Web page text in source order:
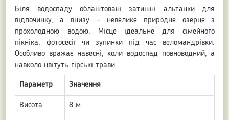
Біля водоспаду облаштовані затишні альтанки для
відпочинку, а внизу — невелике природне озерце з
прохолодною водою. Місце ідеальне для сімейного
пікніка, фотосесії чи зупинки під час веломандрівки.
Особливо вражає навесні, коли водоспад повноводний, а
навколо цвітуть гірські трави.
Параметр Значення
Висота 8 м